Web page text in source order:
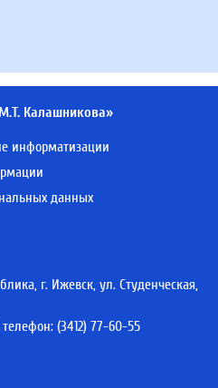
Калашникова»
информатизации
данных
г. Ижевск, ул. Студенческая,
(3412) 77-60-55